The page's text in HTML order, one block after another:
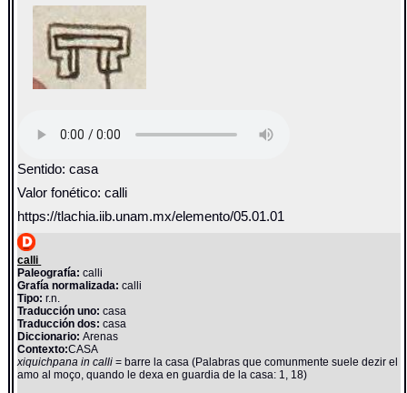
Sentido: casa
Valor fonético: calli
https://tlachia.iib.unam.mx/elemento/05.01.01
calli
Paleografía: calli
Grafía normalizada: calli
Tipo: r.n.
Traducción uno: casa
Traducción dos: casa
Diccionario:Arenas
Contexto:CASA
xiquichpana in calli= barre la casa (Palabras que comunmente suele dezir el
amo al moço, quando le dexa en guardia de la casa: 1, 18)